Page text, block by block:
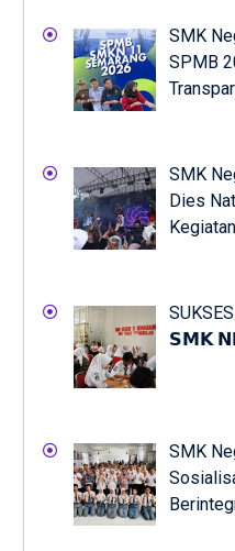
SMK
SPMB
SMK
Dies
𝗦𝗠𝗞
SMK